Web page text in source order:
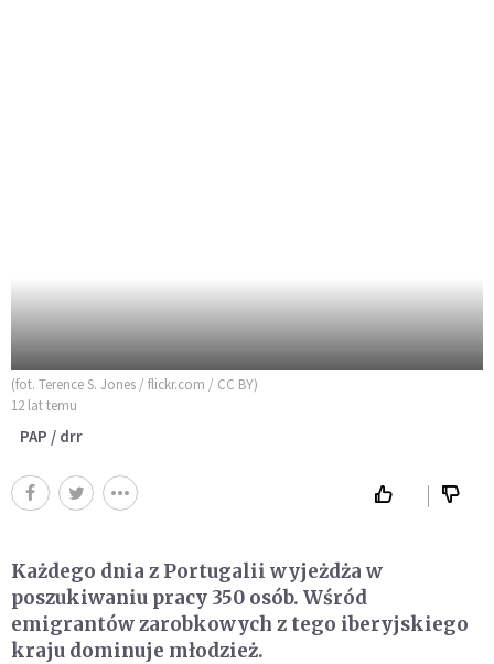
(fot. Terence S. Jones / flickr.com / CC BY)
12 lat temu
PAP / drr
Każdego dnia z Portugalii wyjeżdża w
poszukiwaniu pracy 350 osób. Wśród
emigrantów zarobkowych z tego iberyjskiego
kraju dominuje młodzież.